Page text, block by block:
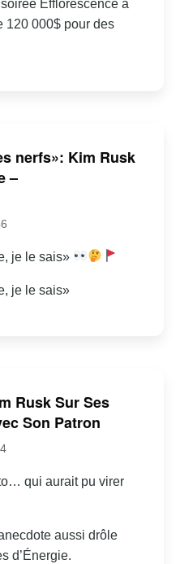
Efflorescence a
120 000$ pour des
nerfs»: Kim Rusk
–
je le sais»
je le sais»
Rusk Sur Ses
Son Patron
qui aurait pu virer
aussi drôle
d’Énergie.